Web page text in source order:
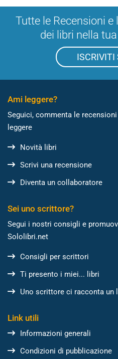
Tutte le Recensioni
dei libri nella
ISCRIVITI
Ami leggere?
Seguici, commenta le
leggere
Novità libri
Scrivi una recensione
Diventa un collaboratore
Sei uno scrittore?
Segui i nostri consigli e
Sololibri.net
Consigli per scrittori
Ti presento i miei... libri
Uno scrittore ci racconta un
Link utili
Informazioni generali
Condizioni di pubblicazione